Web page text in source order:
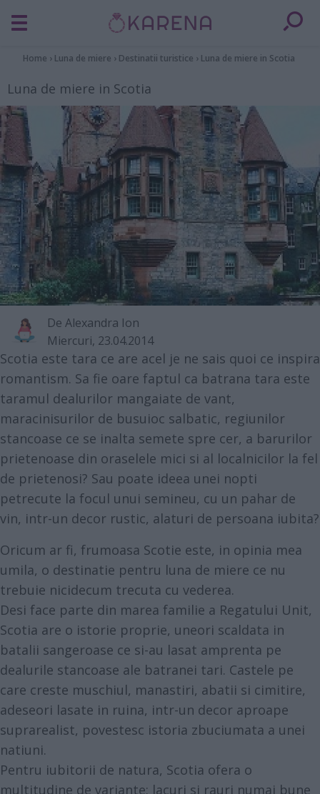
Home › Luna de miere › Destinatii turistice › Luna de miere in Scotia
Luna de miere in Scotia
De Alexandra Ion
Miercuri, 23.04.2014
Scotia este tara ce are acel je ne sais quoi ce inspira
romantism. Sa fie oare faptul ca batrana tara este
taramul dealurilor mangaiate de vant,
maracinisurilor de busuioc salbatic, regiunilor
stancoase ce se inalta semete spre cer, a barurilor
prietenoase din oraselele mici si al localnicilor la fel
de prietenosi? Sau poate ideea unei nopti
petrecute la focul unui semineu, cu un pahar de
vin, intr-un decor rustic, alaturi de persoana iubita?
Oricum ar fi, frumoasa Scotie este, in opinia mea
umila, o destinatie pentru luna de miere ce nu
trebuie nicidecum trecuta cu vederea.
Desi face parte din marea familie a Regatului Unit,
Scotia are o istorie proprie, uneori scaldata in
batalii sangeroase ce si-au lasat amprenta pe
dealurile stancoase ale batranei tari. Castele pe
care creste muschiul, manastiri, abatii si cimitire,
adeseori lasate in ruina, intr-un decor aproape
suprarealist, povestesc istoria zbuciumata a unei
natiuni.
Pentru iubitorii de natura, Scotia ofera o
multitudine de variante: lacuri si rauri numai bune